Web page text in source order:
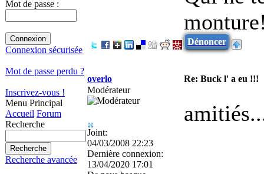
Mot de passe :
Connexion sécurisée
Mot de passe perdu ?
Inscrivez-vous !
Menu Principal
Accueil Forum
Recherche
Recherche avancée
Dénoncer
overlo
Re: Buck l' a eu !!!
Modérateur
Joint:
04/03/2008 22:23
Dernière connexion:
13/04/2020 17:01